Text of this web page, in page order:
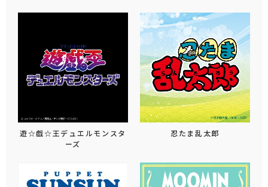
遊☆戯☆王デュエルモンスタ
ーズ
忍たま乱太郎